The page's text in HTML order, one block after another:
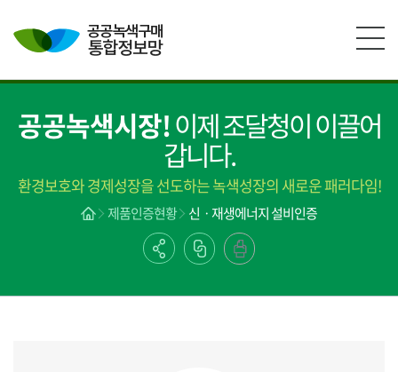
공공녹색시장!이제 조달청이 이끌어
갑니다.
환경보호와 경제성장을 선도하는 녹색성장의 새로운 패러다임!
제품인증현황 신ㆍ재생에너지 설비인증